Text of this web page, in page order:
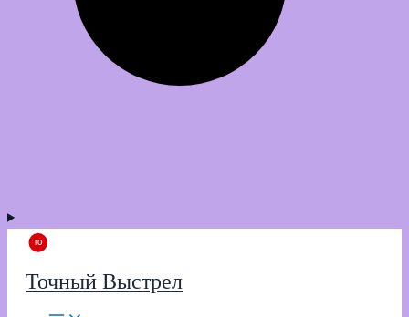
Точный Выстрел